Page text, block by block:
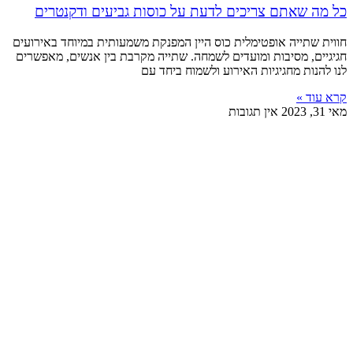
כל מה שאתם צריכים לדעת על כוסות גביעים ודקנטרים
חווית שתייה אופטימלית כוס היין המפנקת משמעותית במיוחד באירועים
חגיגיים, מסיבות ומועדים לשמחה. שתייה מקרבת בין אנשים, מאפשרים
לנו להנות מחגיגיות האירוע ולשמוח ביחד עם
קרא עוד »
מאי 31, 2023
אין תגובות